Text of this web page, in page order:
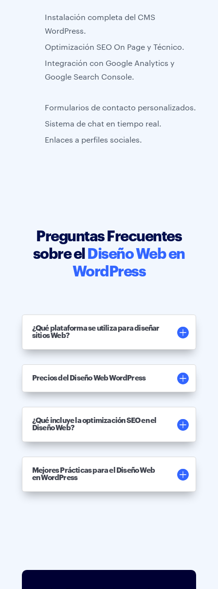
Instalación completa del CMS
WordPress.
Optimización SEO On Page y Técnico.
Integración con Google Analytics y
Google Search Console.
Formularios de contacto personalizados.
Sistema de chat en tiempo real.
Enlaces a perfiles sociales.
Preguntas Frecuentes
sobre el Diseño Web en
WordPress
¿Qué plataforma se utiliza para diseñar
sitios Web?
Precios del Diseño Web WordPress
¿Qué incluye la optimización SEO en el
Diseño Web?
Mejores Prácticas para el Diseño Web
en WordPress